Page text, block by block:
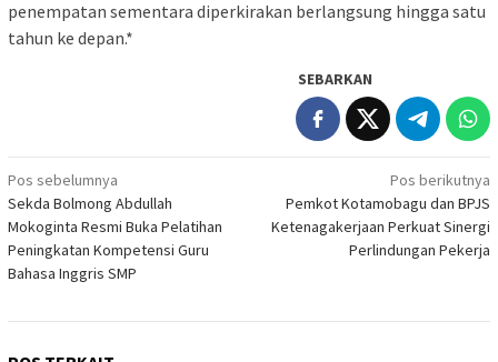
penempatan sementara diperkirakan berlangsung hingga satu
tahun ke depan.*
SEBARKAN
Navigasi
pos
Pos sebelumnya
Sekda Bolmong Abdullah
Mokoginta Resmi Buka Pelatihan
Peningkatan Kompetensi Guru
Bahasa Inggris SMP
Pos berikutnya
Pemkot Kotamobagu dan BPJS
Ketenagakerjaan Perkuat Sinergi
Perlindungan Pekerja